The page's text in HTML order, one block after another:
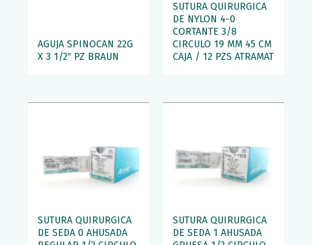
AGUJA SPINOCAN 22G
X 3 1/2″ PZ BRAUN
SUTURA QUIRURGICA
DE NYLON 4-0
CORTANTE 3/8
CIRCULO 19 MM 45 CM
CAJA / 12 PZS ATRAMAT
SUTURA QUIRURGICA
DE SEDA 0 AHUSADA
SUTURA QUIRURGICA
DE SEDA 1 AHUSADA